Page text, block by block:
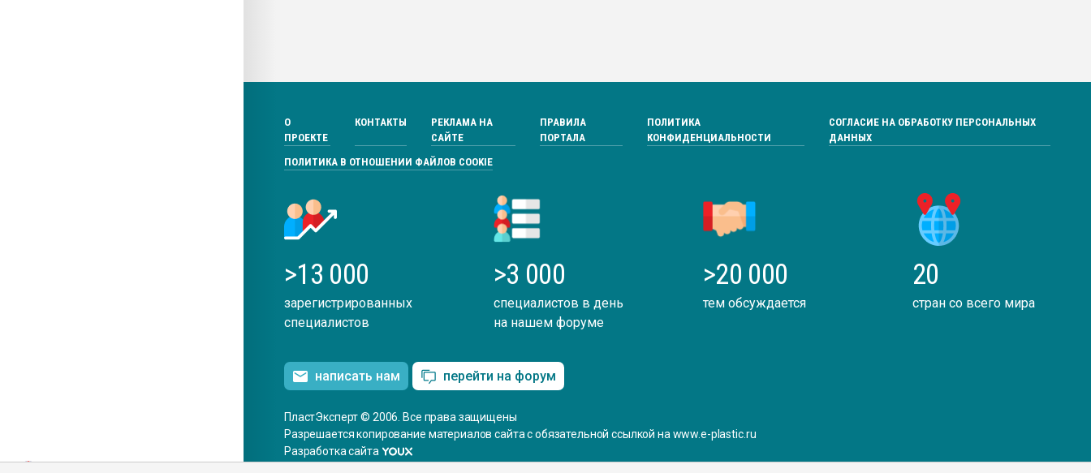
О
ПРОЕКТЕ
КОНТАКТЫ
РЕКЛАМА НА
САЙТЕ
ПРАВИЛА
ПОРТАЛА
ПОЛИТИКА
КОНФИДЕНЦИАЛЬНОСТИ
СОГЛАСИЕ НА ОБРАБОТКУ ПЕРСОНАЛЬНЫХ
ДАННЫХ
ПОЛИТИКА В ОТНОШЕНИИ ФАЙЛОВ COOKIE
>13 000
зарегистрированных
специалистов
>3 000
специалистов в день
на нашем форуме
>20 000
тем обсуждается
20
стран со всего мира
написать нам перейти на форум
ПластЭксперт © 2006. Все права защищены
Разрешается копирование материалов сайта с обязательной ссылкой на www.e-plastic.ru
Разработка сайта